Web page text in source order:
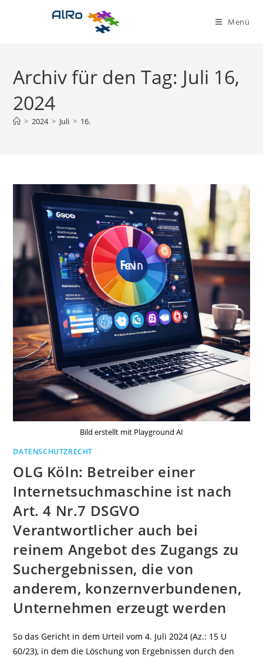
Menü
Archiv für den Tag: Juli 16,
2024
> 2024 > Juli > 16.
Bild erstellt mit Playground AI
DATENSCHUTZRECHT
OLG Köln: Betreiber einer
Internetsuchmaschine ist nach
Art. 4 Nr.7 DSGVO
Verantwortlicher auch bei
reinem Angebot des Zugangs zu
Suchergebnissen, die von
anderem, konzernverbundenen,
Unternehmen erzeugt werden
So das Gericht in dem Urteil vom 4. Juli 2024 (Az.: 15 U
60/23), in dem die Löschung von Ergebnissen durch den